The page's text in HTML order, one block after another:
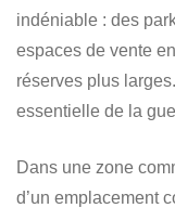
indéniable : des
espaces de vente
réserves plus
essentielle de la
Dans une zone
d’un emplacement